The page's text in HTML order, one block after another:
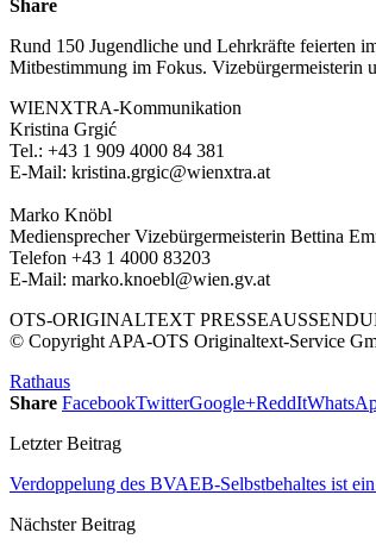
Share
Rund 150 Jugendliche und Lehrkräfte feierten
Mitbestimmung im Fokus. Vizebürgermeisterin
WIENXTRA-Kommunikation
Kristina Grgić
Tel.: +43 1 909 4000 84 381
E-Mail: kristina.grgic@wienxtra.at
Marko Knöbl
Mediensprecher Vizebürgermeisterin Bettina
Telefon +43 1 4000 83203
E-Mail: marko.knoebl@wien.gv.at
OTS-ORIGINALTEXT
© Copyright APA-OTS Originaltext-Service
Rathaus
Share FacebookTwitterGoogle+ReddIt
Letzter Beitrag
Verdoppelung des BVAEB-Selbstbehaltes ist
Nächster Beitrag